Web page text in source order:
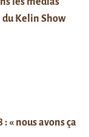
du Kelin Show
: « nous avons ça